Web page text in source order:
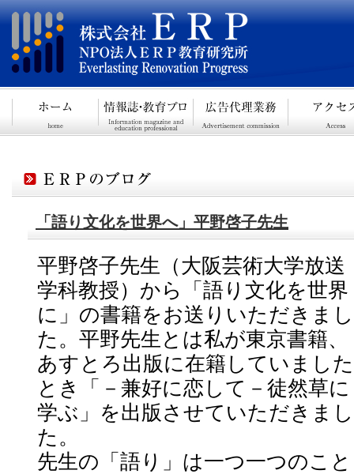
「語り文化を世界へ」平野啓子先生
平野啓子先生（大阪芸術大学放送
学科教授）から「語り文化を世界
に」の書籍をお送りいただきまし
た。平野先生とは私が東京書籍、
あすとろ出版に在籍していました
とき「－兼好に恋して－徒然草に
学ぶ」を出版させていただきまし
た。
先生の「語り」は一つ一つのこと